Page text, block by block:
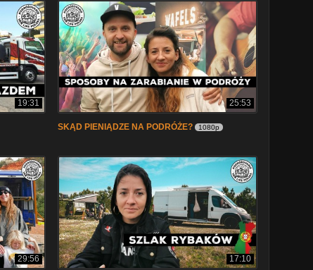
19:31 25:53
SKĄD PIENIĄDZE NA PODRÓŻE? 1080p
29:56 17:10